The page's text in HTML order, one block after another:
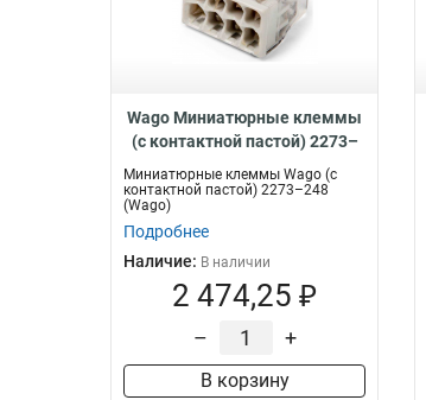
Wago Миниатюрные клеммы
(с контактной пастой) 2273–
248, 60933
Миниатюрные клеммы Wago (с
контактной пастой) 2273–248
(Wago)
Подробнее
Наличие: В наличии
2 474,25 ₽
– +
В корзину